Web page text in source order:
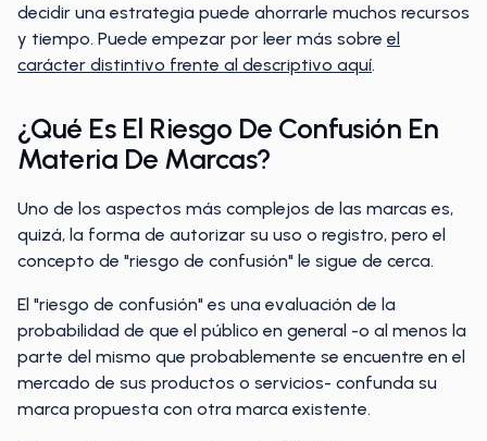
decidir una estrategia puede ahorrarle muchos recursos
y tiempo. Puede empezar por leer más sobre el
carácter distintivo frente al descriptivo aquí.
¿Qué Es El Riesgo De Confusión En
Materia De Marcas?
Uno de los aspectos más complejos de las marcas es,
quizá, la forma de autorizar su uso o registro, pero el
concepto de "riesgo de confusión" le sigue de cerca.
El "riesgo de confusión" es una evaluación de la
probabilidad de que el público en general -o al menos la
parte del mismo que probablemente se encuentre en el
mercado de sus productos o servicios- confunda su
marca propuesta con otra marca existente.